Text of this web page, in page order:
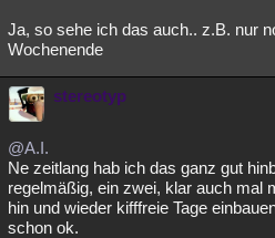
Ja, so sehe ich das auch.. z.B. nur
Wochenende
stereotyp
@A.I.
Ne zeitlang hab ich das ganz gut
regelmäßig, ein zwei, klar auch mal
hin und wieder kifffreie Tage
schon ok.